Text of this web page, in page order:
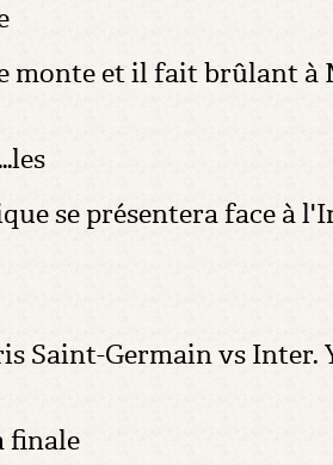
monte et il fait brûlant
se présentera face à
Saint-Germain vs
finale